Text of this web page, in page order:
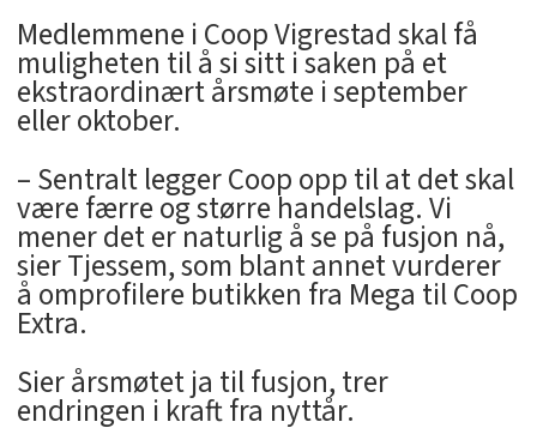
Medlemmene i Coop Vigrestad skal få
muligheten til å si sitt i saken på et
ekstraordinært årsmøte i september
eller oktober.
– Sentralt legger Coop opp til at det skal
være færre og større handelslag. Vi
mener det er naturlig å se på fusjon nå,
sier Tjessem, som blant annet vurderer
å omprofilere butikken fra Mega til Coop
Extra.
Sier årsmøtet ja til fusjon, trer
endringen i kraft fra nyttår.